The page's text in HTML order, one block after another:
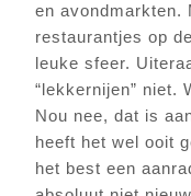
en avondmarkten.
restaurantjes op
leuke sfeer.
“lekkernijen” niet.
Nou nee, dat is
heeft het wel ooit
het best een